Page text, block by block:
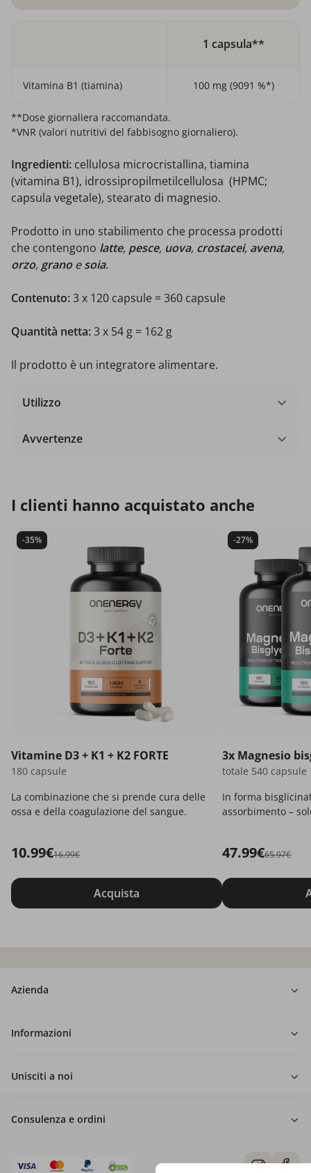
1 capsula**
Vitamina B1 (tiamina) 100 mg (9091 %*)
**Dose giornaliera raccomandata.
*VNR (valori nutritivi del fabbisogno giornaliero).
Ingredienti: cellulosa microcristallina, tiamina
(vitamina B1), idrossipropilmetilcellulosa (HPMC;
capsula vegetale), stearato di magnesio.
Prodotto in uno stabilimento che processa prodotti
che contengono latte, pesce, uova, crostacei, avena,
orzo, granoesoia.
Contenuto:3 x 120 capsule = 360 capsule
Quantità netta:3 x 54 g = 162 g
Il prodotto è un integratore alimentare.
Utilizzo
Avvertenze
I clienti hanno acquistato anche
-35%
Vitamine D3 + K1 + K2 FORTE
180 capsule
La combinazione che si prende cura delle
ossa e della coagulazione del sangue.
10.99€16.99€
Acquista
-27%
3x Magnesio
totale 540 capsule
In forma
assorbimento –
47.99€65.97€
Azienda
Informazioni
Unisciti a noi
Consulenza e ordini